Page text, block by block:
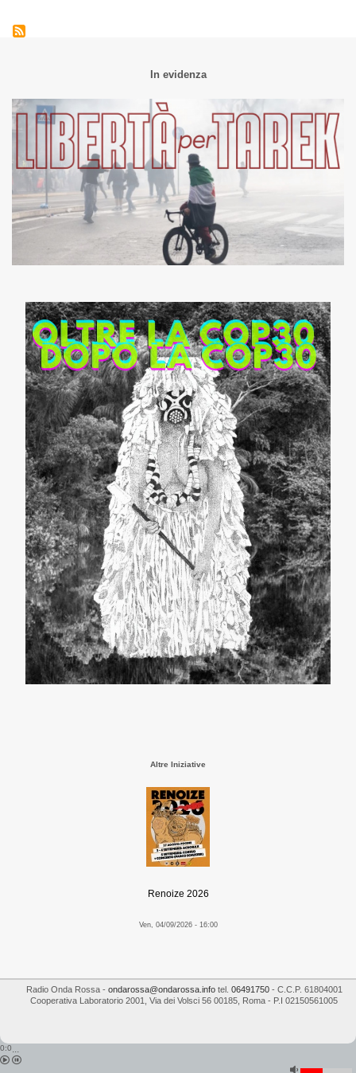
In evidenza
Altre Iniziative
Renoize 2026
Ven, 04/09/2026 - 16:00
Radio Onda Rossa- ondarossa@ondarossa.infotel. 06491750- C.C.P. 61804001
Cooperativa Laboratorio 2001
Via dei Volsci 56 00185 Roma - P.I 02150561005
0:0...